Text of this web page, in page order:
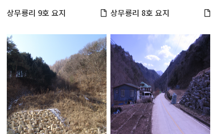
상무룡리 9호 요지 상무룡리 8호 요지